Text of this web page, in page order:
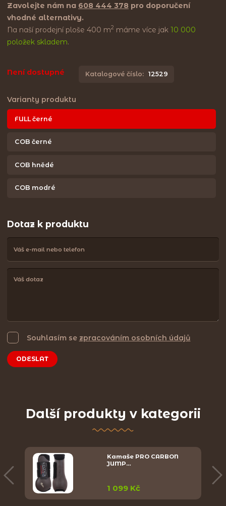
Zavolejte nám na 608 444 378 pro doporučení
vhodné alternativy.
Na naší prodejní ploše 400 m2 máme více jak 10 000
položek skladem.
Není dostupné Katalogové číslo: 12529
Varianty produktu
FULL černé
COB černé
COB hnědé
COB modré
Dotaz k produktu
Souhlasím se zpracováním osobních údajů
ODESLAT
Další produkty v kategorii
Kamaše PRO CARBON
JUMP…
1 099 Kč